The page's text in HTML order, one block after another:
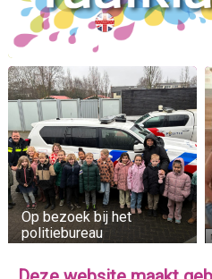
Op bezoek bij het
politiebureau